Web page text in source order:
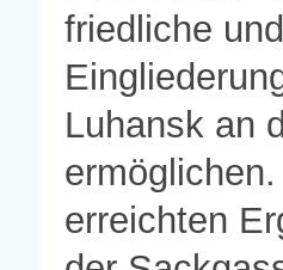
friedliche
Luhansk an
erreichten